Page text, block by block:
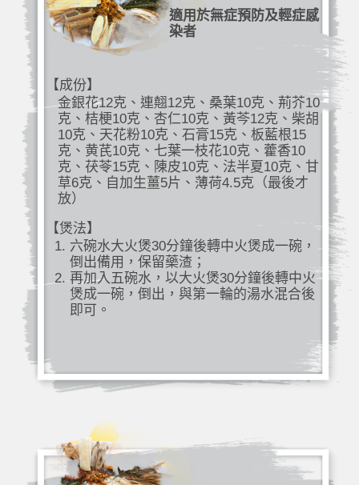
適用於無症預防及輕症感
染者
【成份】
金銀花12克、連翹12克、桑葉10克、荊芥10
克、桔梗10克、杏仁10克、黃芩12克、柴胡
10克、天花粉10克、石膏15克、板藍根15
克、黄芪10克、七葉一枝花10克、藿香10
克、茯苓15克、陳皮10克、法半夏10克、甘
草6克、自加生薑5片、薄荷4.5克（最後才
放）
【煲法】
六碗水大火煲30分鐘後轉中火煲成一碗，
倒出備用，保留藥渣；
再加入五碗水，以大火煲30分鐘後轉中火
煲成一碗，倒出，與第一輪的湯水混合後
即可。